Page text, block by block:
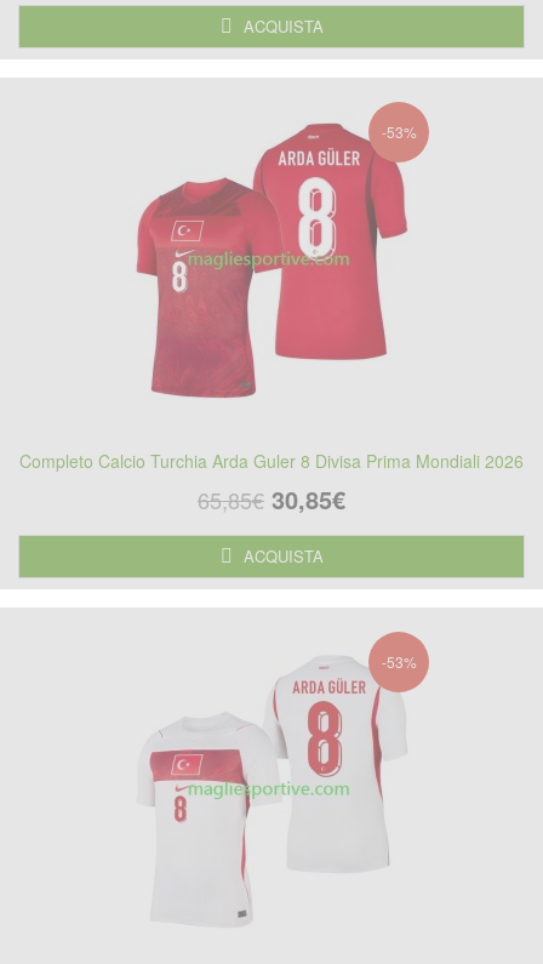
ACQUISTA
-53%
Completo Calcio Turchia Arda Guler 8 Divisa Prima Mondiali 2026
65,85€ 30,85€
ACQUISTA
-53%